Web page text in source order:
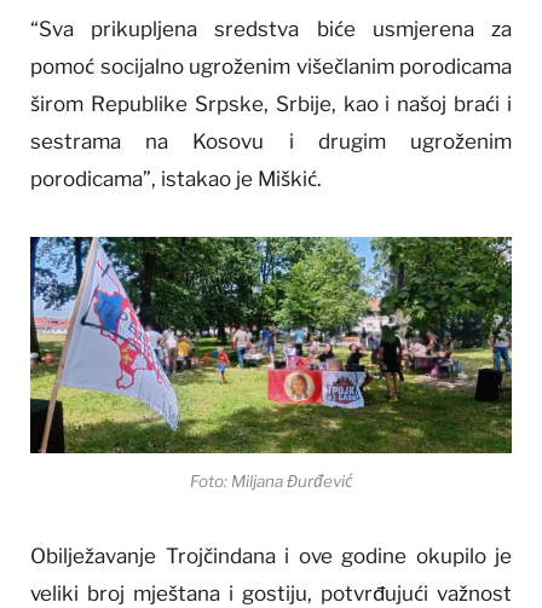
“Sva prikupljena sredstva biće usmjerena za
pomoć socijalno ugroženim višečlanim porodicama
širom Republike Srpske, Srbije, kao i našoj braći i
sestrama na Kosovu i drugim ugroženim
porodicama”, istakao je Miškić.
Foto: Miljana Đurđević
Obilježavanje Trojčindana i ove godine okupilo je
veliki broj mještana i gostiju, potvrđujući važnost